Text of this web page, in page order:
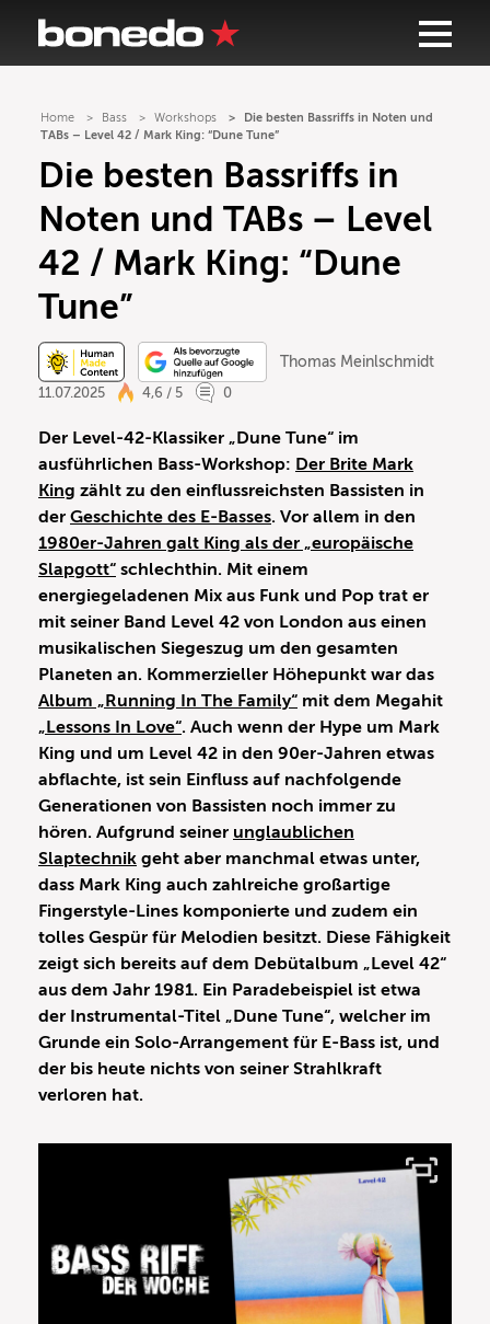
Home Bass Workshops
Die besten Bassriffs in Noten und
TABs – Level 42 / Mark King: “Dune Tune”
Die besten Bassriffs in
Noten und TABs – Level
42 / Mark King: “Dune
Tune”
Thomas Meinlschmidt
11.07.2025
4,6 / 5 0
Der Level-42-Klassiker „Dune Tune“ im
ausführlichen Bass-Workshop: Der Brite Mark
King zählt zu den einflussreichsten Bassisten in
der Geschichte des E-Basses. Vor allem in den
1980er-Jahren galt King als der „europäische
Slapgott“ schlechthin. Mit einem
energiegeladenen Mix aus Funk und Pop trat er
mit seiner Band Level 42 von London aus einen
musikalischen Siegeszug um den gesamten
Planeten an. Kommerzieller Höhepunkt war das
Album „Running In The Family“ mit dem Megahit
„Lessons In Love“. Auch wenn der Hype um Mark
King und um Level 42 in den 90er-Jahren etwas
abflachte, ist sein Einfluss auf nachfolgende
Generationen von Bassisten noch immer zu
hören. Aufgrund seiner unglaublichen
Slaptechnik geht aber manchmal etwas unter,
dass Mark King auch zahlreiche großartige
Fingerstyle-Lines komponierte und zudem ein
tolles Gespür für Melodien besitzt. Diese Fähigkeit
zeigt sich bereits auf dem Debütalbum „Level 42“
aus dem Jahr 1981. Ein Paradebeispiel ist etwa
der Instrumental-Titel „Dune Tune“, welcher im
Grunde ein Solo-Arrangement für E-Bass ist, und
der bis heute nichts von seiner Strahlkraft
verloren hat.